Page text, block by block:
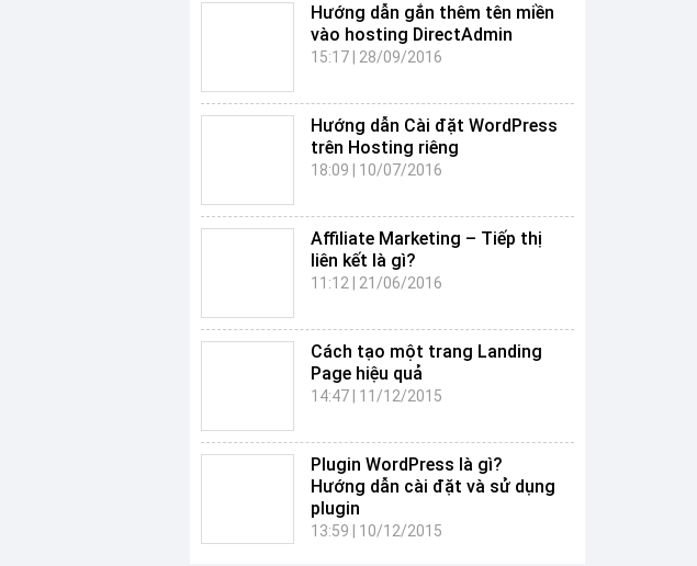
Hướng dẫn gắn thêm tên miền
vào hosting DirectAdmin
15:17 28/09/2016
Hướng dẫn Cài đặt WordPress
trên Hosting riêng
18:09 10/07/2016
Affiliate Marketing – Tiếp thị
liên kết là gì?
11:12 21/06/2016
Cách tạo một trang Landing
Page hiệu quả
14:47 11/12/2015
Plugin WordPress là gì?
Hướng dẫn cài đặt và sử dụng
plugin
13:59 10/12/2015